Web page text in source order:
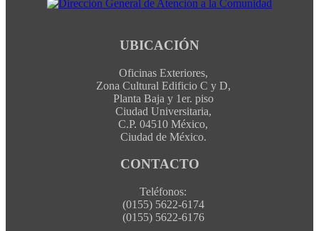
UBICACIÓN
Oficinas Exteriores,
Zona Cultural Edificio C y D,
Planta Baja y 1er. piso
Ciudad Universitaria,
C.P. 04510 México,
Ciudad de México.
CONTACTO
Teléfonos:
(0155) 5622-6174
(0155) 5622-6176